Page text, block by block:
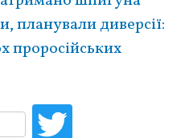
планували диверсії:
проросійських